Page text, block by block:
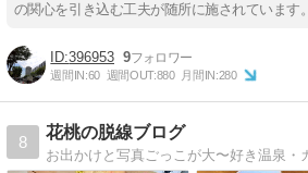
の関心を引き込む工夫が随所に施されています。
396953 9
週間IN:60 週間OUT:880 月間IN:280
8
花桃の脱線ブログ